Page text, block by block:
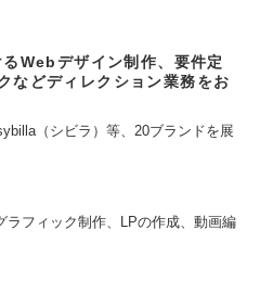
Webデザイン制作、要件定
などディレクション業務をお
（シビラ）等、20ブランドを展
ラフィック制作、LPの作成、動画編